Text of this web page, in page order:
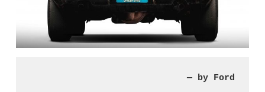
— by Ford